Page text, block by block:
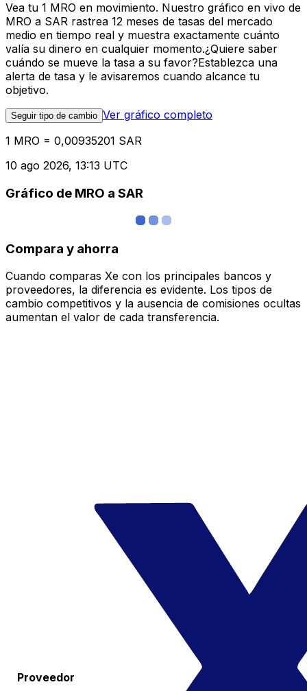
Vea tu 1 MRO en movimiento. Nuestro gráfico en vivo de
MRO a SAR rastrea 12 meses de tasas del mercado
medio en tiempo real y muestra exactamente cuánto
valía su dinero en cualquier momento.¿Quiere saber
cuándo se mueve la tasa a su favor?Establezca una
alerta de tasa y le avisaremos cuando alcance tu
objetivo.
Seguir tipo de cambio Ver gráfico completo
1 MRO = 0,00935201 SAR
10 ago 2026, 13:13 UTC
Gráfico de MRO a SAR
Compara y ahorra
Cuando comparas Xe con los principales bancos y
proveedores, la diferencia es evidente. Los tipos de
cambio competitivos y la ausencia de comisiones ocultas
aumentan el valor de cada transferencia.
Proveedor